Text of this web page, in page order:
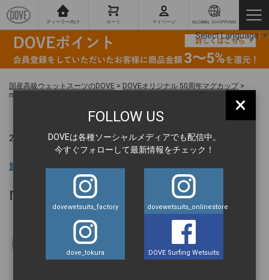
ディーラー向け カート マイページ GLOBAL SHIPPING
国産高級ウェットスーツのDOVE > DOVEオリジナル 50周年マグカップ >
mag1
2025.07.08 ｜
旅の達人 BLOG
mag1
kamijococoro
×
FOLLOW US
DOVEは各種ソーシャルメディアでも配信中。
今すぐフォローして最新情報をチェック！
dovewetsuits_factory dovewetsuits_onlinestore
dove_tokura DOVE Surfing Wetsuits
Select Language ▼